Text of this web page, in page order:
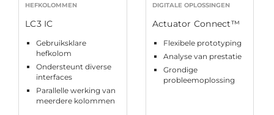
HEFKOLOMMEN
LC3 IC
Gebruiksklare
hefkolom
Ondersteunt diverse
interfaces
Parallelle werking van
meerdere kolommen
DIGITALE OPLOSSINGEN
Actuator Connect™
Flexibele prototyping
Analyse van prestatie
Grondige
probleemoplossing